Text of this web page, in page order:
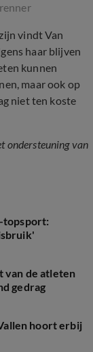
vindt Van
haar blijven
kunnen
maar ook op
niet ten koste
ondersteuning van
topsport:
van de atleten
gedrag
hoort erbij